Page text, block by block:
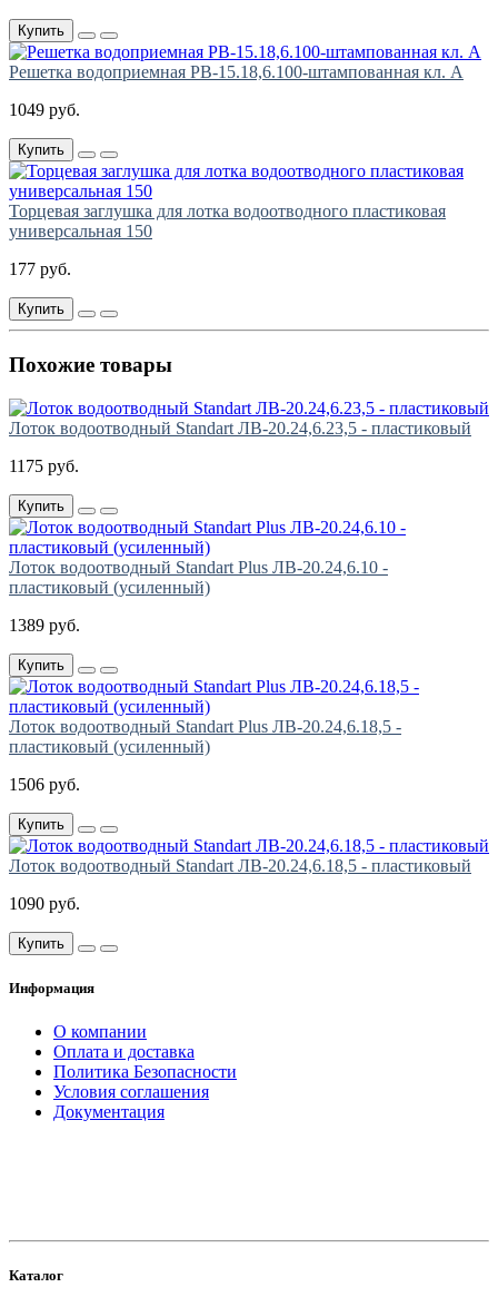
Купить
Решетка водоприемная РВ-15.18,6.100-штампованная кл. А
1049 руб.
Купить
Торцевая заглушка для лотка водоотводного пластиковая
универсальная 150
177 руб.
Купить
Похожие товары
Лоток водоотводный Standart ЛВ-20.24,6.23,5 - пластиковый
1175 руб.
Купить
Лоток водоотводный Standart Plus ЛВ-20.24,6.10 -
пластиковый (усиленный)
1389 руб.
Купить
Лоток водоотводный Standart Plus ЛВ-20.24,6.18,5 -
пластиковый (усиленный)
1506 руб.
Купить
Лоток водоотводный Standart ЛВ-20.24,6.18,5 - пластиковый
1090 руб.
Купить
Информация
О компании
Оплата и доставка
Политика Безопасности
Условия соглашения
Документация
Каталог